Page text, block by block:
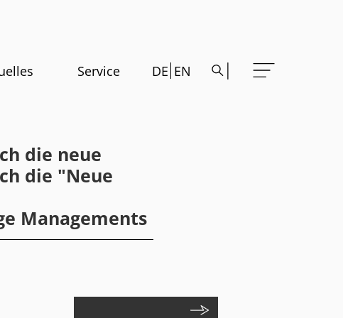
Service DE EN
die neue
die "Neue
Managements